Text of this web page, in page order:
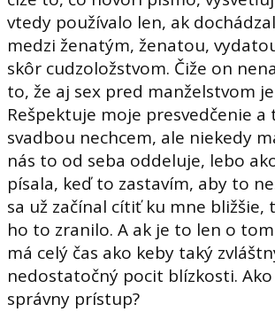
vtedy používalo len, ak
medzi ženatým, ženatou,
skôr cudzoložstvom. Čiže on
to, že aj sex pred manželstvom
Rešpektuje moje presvedčenie a
svadbou nechcem, ale niekedy
nás to od seba oddeluje, lebo
písala, keď to zastavím, aby to
sa už začínal cítiť ku mne bližšie,
ho to zranilo. A ak je to len o
má celý čas ako keby taký
nedostatočný pocit blízkosti.
správny prístup?